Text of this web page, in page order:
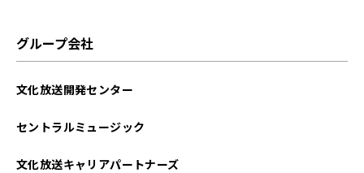
グループ会社
文化放送開発センター
セントラルミュージック
文化放送キャリアパートナーズ